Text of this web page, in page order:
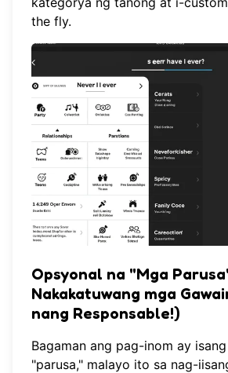
the fly.
Opsyonal na "Mga
Nakakatuwang mga
nang Responsable!)
Bagaman ang pag-inom ay
"parusa," malayo ito sa nag-